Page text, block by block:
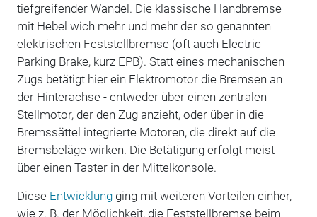
tiefgreifender Wandel. Die klassische Handbremse
mit Hebel wich mehr und mehr der so genannten
elektrischen Feststellbremse (oft auch Electric
Parking Brake, kurz EPB). Statt eines mechanischen
Zugs betätigt hier ein Elektromotor die Bremsen an
der Hinterachse - entweder über einen zentralen
Stellmotor, der den Zug anzieht, oder über in die
Bremssättel integrierte Motoren, die direkt auf die
Bremsbeläge wirken. Die Betätigung erfolgt meist
über einen Taster in der Mittelkonsole.
Diese Entwicklungging mit weiteren Vorteilen einher,
wie z. B. der Möglichkeit, die Feststellbremse beim